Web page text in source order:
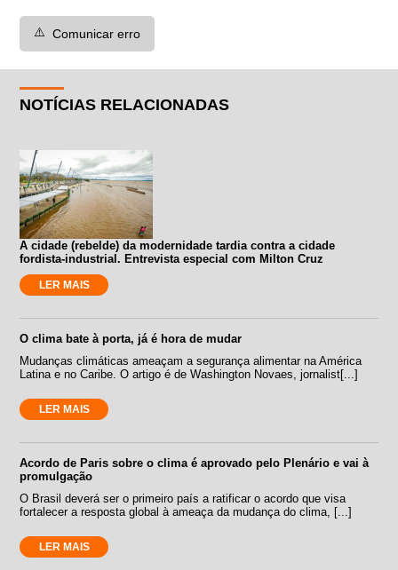
⚠️ Comunicar erro
NOTÍCIAS RELACIONADAS
A cidade (rebelde) da modernidade tardia contra a cidade
fordista-industrial. Entrevista especial com Milton Cruz
LER MAIS
O clima bate à porta, já é hora de mudar
Mudanças climáticas ameaçam a segurança alimentar na América
Latina e no Caribe. O artigo é de Washington Novaes, jornalist[...]
LER MAIS
Acordo de Paris sobre o clima é aprovado pelo Plenário e vai à
promulgação
O Brasil deverá ser o primeiro país a ratificar o acordo que visa
fortalecer a resposta global à ameaça da mudança do clima, [...]
LER MAIS